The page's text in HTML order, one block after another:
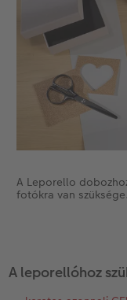
A Leporello
fotókra van szüksége.
A leporellóhoz